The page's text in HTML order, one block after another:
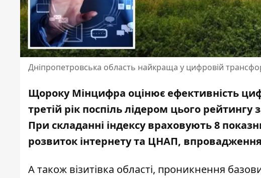
Дніпропетровська область найкраща у цифровій
Щороку Мінцифра оцінює ефективність
третій рік поспіль лідером цього
При складанні індексу враховують 8
розвиток інтернету та ЦНАП,
А також візитівка області, проникнення